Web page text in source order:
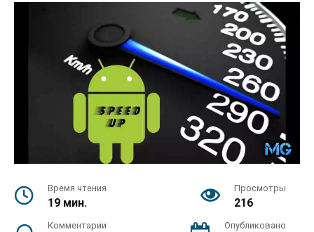
Время чтения
19 мин.
Просмотры
216
Комментарии Опубликовано